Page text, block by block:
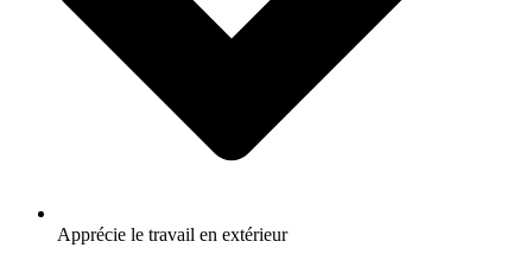
Apprécie le travail en extérieur